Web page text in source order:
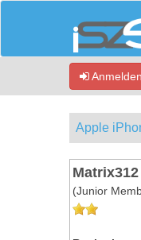
Anmelden
Apple
Matrix312
(Junior